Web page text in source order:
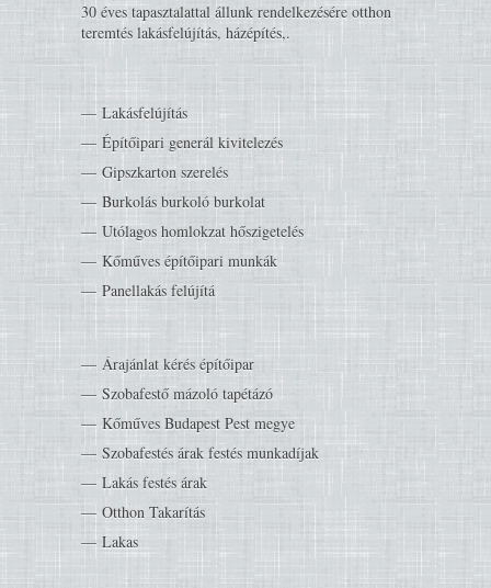
30 éves tapasztalattal állunk rendelkezésére otthon
teremtés lakásfelújítás, házépítés,.
Lakásfelújítás
Építőipari generál kivitelezés
Gipszkarton szerelés
Burkolás burkoló burkolat
Utólagos homlokzat hőszigetelés
Kőműves építőipari munkák
Panellakás felújítá
Árajánlat kérés építőipar
Szobafestő mázoló tapétázó
Kőműves Budapest Pest megye
Szobafestés árak festés munkadíjak
Lakás festés árak
Otthon Takarítás
Lakas